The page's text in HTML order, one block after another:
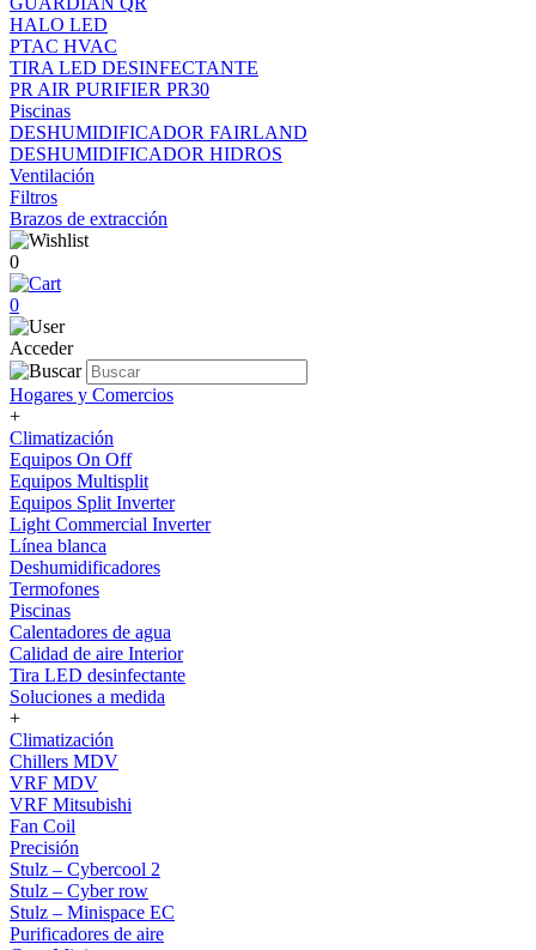
HALO LED
PTAC HVAC
TIRA LED DESINFECTANTE
PR AIR PURIFIER PR30
Piscinas
DESHUMIDIFICADOR FAIRLAND
DESHUMIDIFICADOR HIDROS
Ventilación
Filtros
Brazos de extracción
0
0
Acceder
Hogares y Comercios
+
Climatización
Equipos On Off
Equipos Multisplit
Equipos Split Inverter
Light Commercial Inverter
Línea blanca
Deshumidificadores
Termofones
Piscinas
Calentadores de agua
Calidad de aire Interior
Tira LED desinfectante
Soluciones a medida
+
Climatización
Chillers MDV
VRF MDV
VRF Mitsubishi
Fan Coil
Precisión
Stulz – Cybercool 2
Stulz – Cyber row
Stulz – Minispace EC
Purificadores de aire